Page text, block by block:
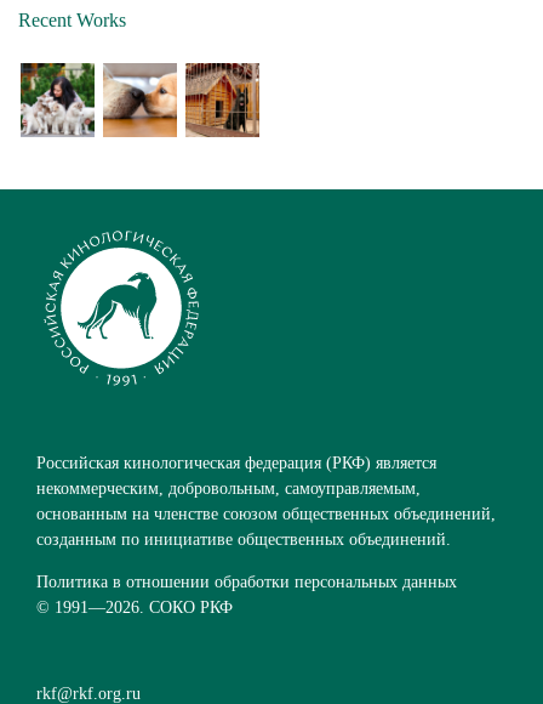
Recent Works
Российская кинологическая федерация (РКФ) является
некоммерческим, добровольным, самоуправляемым,
основанным на членстве союзом общественных объединений,
созданным по инициативе общественных объединений.
Политика в отношении обработки персональных данных
© 1991—2026. СОКО РКФ
rkf@rkf.org.ru